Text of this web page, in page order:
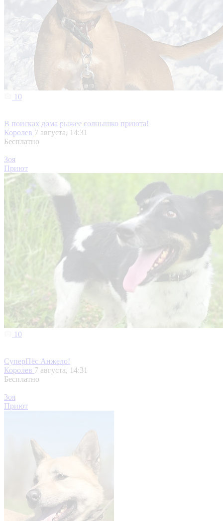
10
В поисках дома рыжее солнышко приюта!
Королев 7 августа, 14:31
Бесплатно
Зоя
Приют
10
СуперПёс Анжело!
Королев 7 августа, 14:31
Бесплатно
Зоя
Приют